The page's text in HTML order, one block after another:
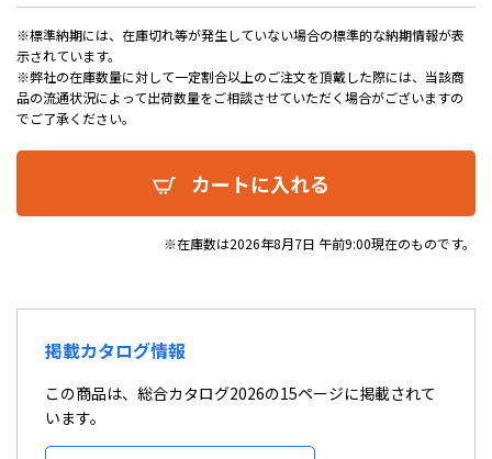
※標準納期には、在庫切れ等が発生していない場合の標準的な納期情報が表
示されています。
※弊社の在庫数量に対して一定割合以上のご注文を頂戴した際には、当該商
品の流通状況によって出荷数量をご相談させていただく場合がございますの
でご了承ください。
カートに入れる
※在庫数は2026年8月7日 午前9:00現在のものです。
掲載カタログ情報
この商品は、総合カタログ2026の15ページに掲載されて
います。